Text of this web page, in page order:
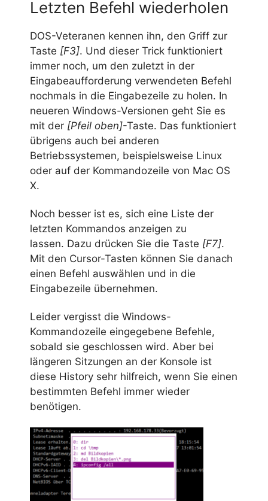
Letzten Befehl wiederholen
DOS-Veteranen kennen ihn, den Griff zur
Taste [F3]. Und dieser Trick funktioniert
immer noch, um den zuletzt in der
Eingabeaufforderung verwendeten Befehl
nochmals in die Eingabezeile zu holen. In
neueren Windows-Versionen geht Sie es
mit der [Pfeil oben]-Taste. Das funktioniert
übrigens auch bei anderen
Betriebssystemen, beispielsweise Linux
oder auf der Kommandozeile von Mac OS
X.
Noch besser ist es, sich eine Liste der
letzten Kommandos anzeigen zu
lassen. Dazu drücken Sie die Taste [F7].
Mit den Cursor-Tasten können Sie danach
einen Befehl auswählen und in die
Eingabezeile übernehmen.
Leider vergisst die Windows-
Kommandozeile eingegebene Befehle,
sobald sie geschlossen wird. Aber bei
längeren Sitzungen an der Konsole ist
diese History sehr hilfreich, wenn Sie einen
bestimmten Befehl immer wieder
benötigen.